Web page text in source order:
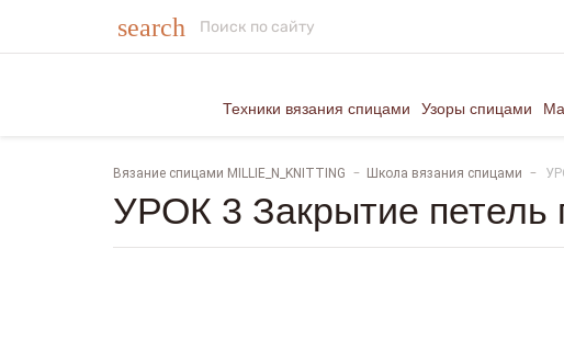
search
Техники вязания спицами Узоры спицами
Вязание спицами MILLIE_N_KNITTING Школа вязания спицами
УРОК 3 Закрытие петель